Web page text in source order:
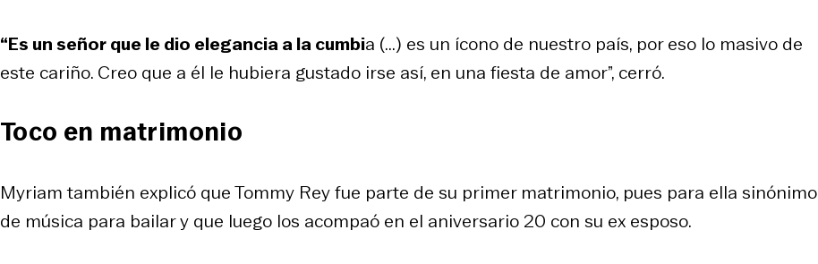
“Es un señor que le dio elegancia a la cumbia (...) es un ícono de nuestro país, por eso lo masivo de
este cariño. Creo que a él le hubiera gustado irse así, en una fiesta de amor”, cerró.
Toco en matrimonio
Myriam también explicó que Tommy Rey fue parte de su primer matrimonio, pues para ella sinónimo
de música para bailar y que luego los acompaó en el aniversario 20 con su ex esposo.